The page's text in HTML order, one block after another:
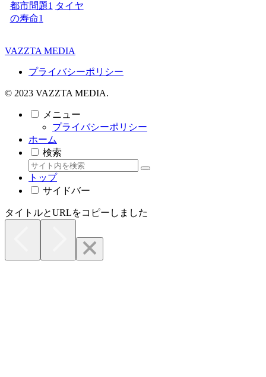
都市問題1 タイヤ
の寿命1
VAZZTA MEDIA
プライバシーポリシー
© 2023 VAZZTA MEDIA.
メニュー
プライバシーポリシー
ホーム
検索
トップ
サイドバー
タイトルとURLをコピーしました